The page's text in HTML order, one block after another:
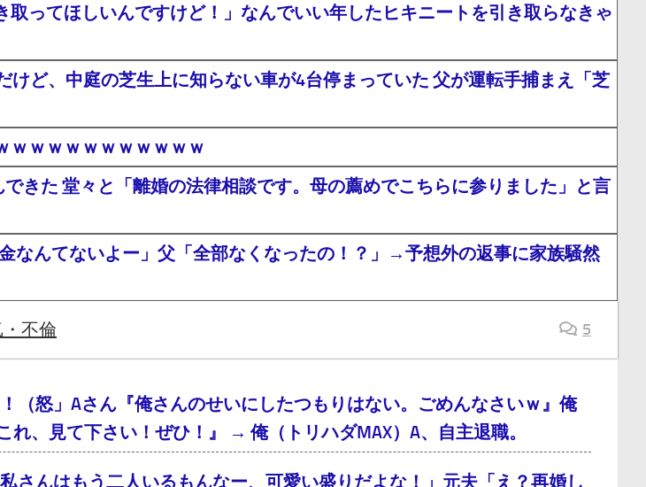
取ってほしいんですけど！」なんでいい年したヒキニートを引き取らなきゃ
ど、中庭の芝生上に知らない車が4台停まっていた 父が運転手捕まえ「芝
ｗｗｗｗｗｗｗｗｗｗｗ
きた 堂々と「離婚の法律相談です。母の薦めでこちらに参りました」と言
なんてないよー」父「全部なくなったの！？」→予想外の返事に家族騒然
不倫 5
（怒」Aさん『俺さんのせいにしたつもりはない。ごめんなさいｗ』俺
れ、見て下さい！ぜひ！』 → 俺（トリハダMAX）A、自主退職。
さんはもう二人いるもんなー、可愛い盛りだよな！」元夫「え？再婚し